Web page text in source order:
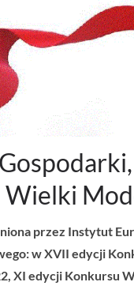
Wielki
przez Instytut
w XVII edycji
XI edycji Konkursu